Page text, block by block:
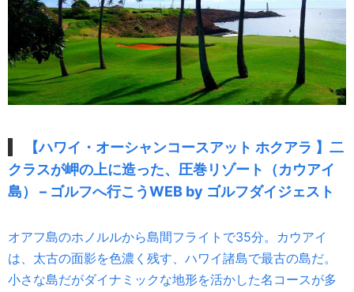
【ハワイ・オーシャンコースアット ホクアラ 】二
クラスが岬の上に造った、圧巻リゾート（カウアイ
島） – ゴルフへ行こうWEB by ゴルフダイジェスト
オアフ島のホノルルから島間フライトで35分。カウアイ
は、太古の面影を色濃く残す、ハワイ諸島で最古の島だ。
小さな島だがダイナミックな地形を活かした名コースが多